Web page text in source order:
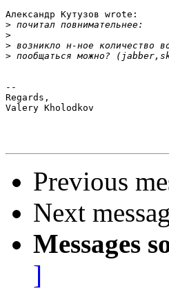
Александр Кутузов wrote:
>
>
>
>
--
Regards,
Valery Kholodkov
Previous
Next
Messages
]